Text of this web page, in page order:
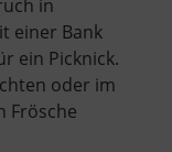
in
einer Bank
ein Picknick.
oder im
Frösche